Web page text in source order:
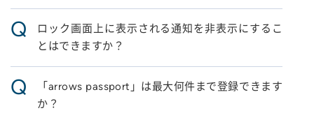
Q
ロック画面上に表示される通知を非表示にするこ
とはできますか？
Q
「arrows passport」は最大何件まで登録できます
か？